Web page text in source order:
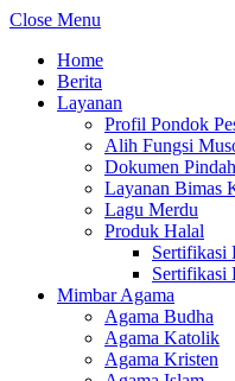
Close Menu
Home
Berita
Layanan
Profil Pondok
Alih Fungsi
Dokumen
Layanan Bimas
Lagu Merdu
Produk Halal
Sertifikasi
Sertifikasi
Mimbar Agama
Agama Budha
Agama Katolik
Agama Kristen